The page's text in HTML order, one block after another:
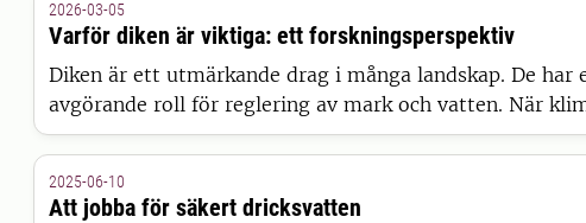
2026-03-05
Varför diken är viktiga: ett forskningsperspektiv
Diken är ett utmärkande drag i många landskap. De har
avgörande roll för reglering av mark och vatten. När
förändras blir det allt viktigare att förstå hur diken
hur vi ska ta hand om dem.
2025-06-10
Att jobba för säkert dricksvatten